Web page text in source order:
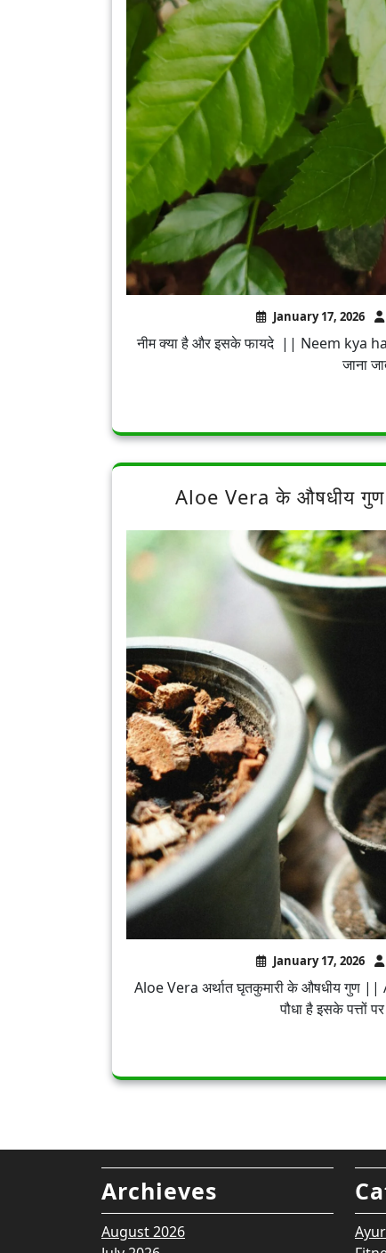
January 17, 2026
नीम क्या है और इसके फायदे || Neem kya hai
जाना
Aloe Vera के औषधीय
January 17, 2026
Aloe Vera अर्थात घृतकुमारी के औषधीय गुण ||
पौधा है इसके पत्तों
Archieves
August 2026